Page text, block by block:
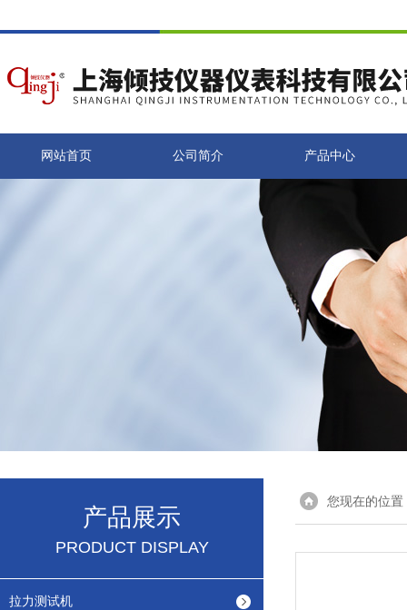
网站首页 公司简介 产品中心
产品展示
PRODUCT DISPLAY
拉力测试机
您现在的位置